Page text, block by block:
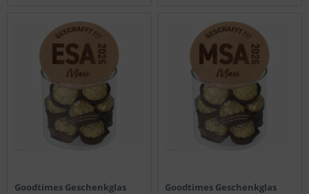
Goodtimes Geschenkglas Goodtimes Geschenkglas